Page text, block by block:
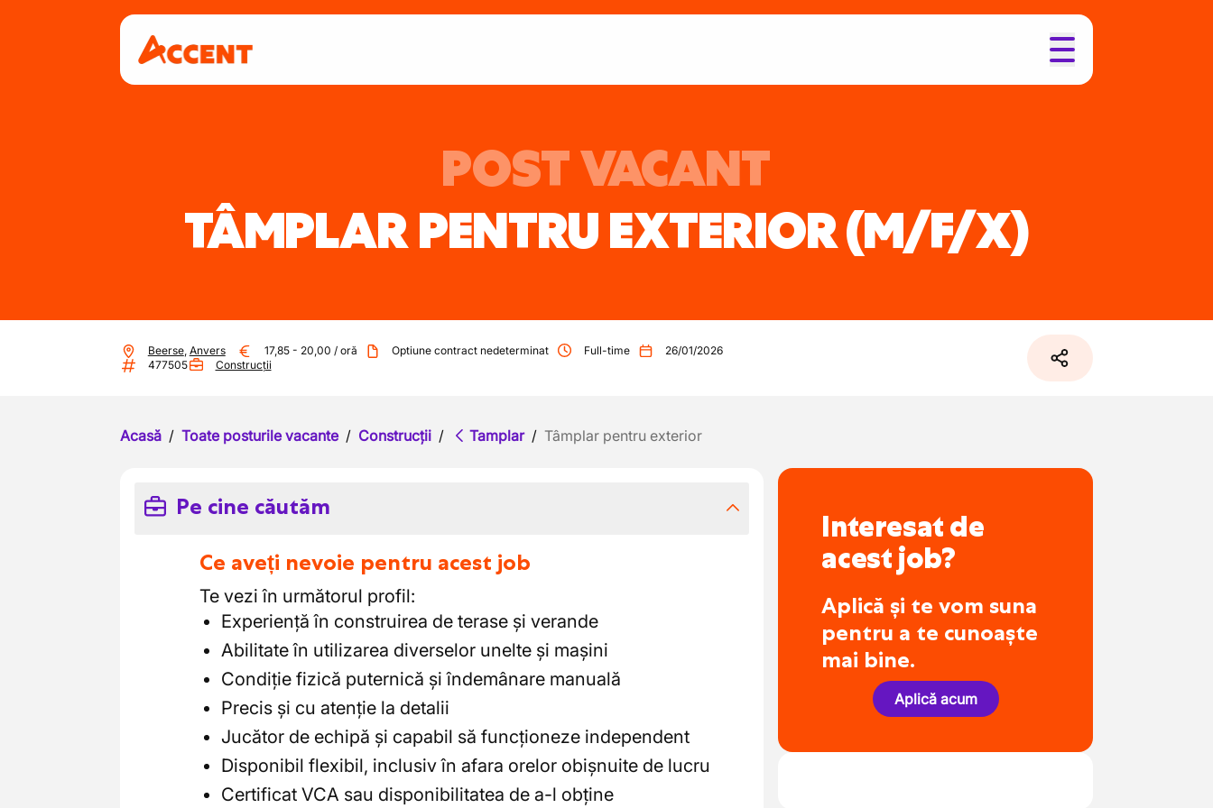
POST VACANT
TÂMPLAR PENTRU EXTERIOR(M/F/X)
Beerse, Anvers 17,85- 20,00 / oră Optiune contract nedeterminat Full-time
26/01/2026
477505
Construcții
Acasă / Toate posturile vacante / Construcții / Tamplar / Tâmplar pentru exterior
Pe cine căutăm
Ce aveți nevoie pentru acest job
Te vezi în următorul profil:
Experiență în construirea de terase și verande
Abilitate în utilizarea diverselor unelte și mașini
Condiție fizică puternică și îndemânare manuală
Precis și cu atenție la detalii
Jucător de echipă și capabil să funcționeze independent
Disponibil flexibil, inclusiv în afara orelor obișnuite de lucru
Certificat VCA sau disponibilitatea de a-l obține
Interesat de
acest job?
Aplică și te vom suna
pentru a te cunoaște
mai bine.
Aplică acum